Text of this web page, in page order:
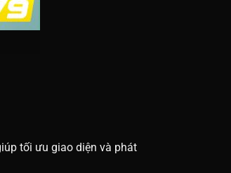
tối ưu giao diện và phát